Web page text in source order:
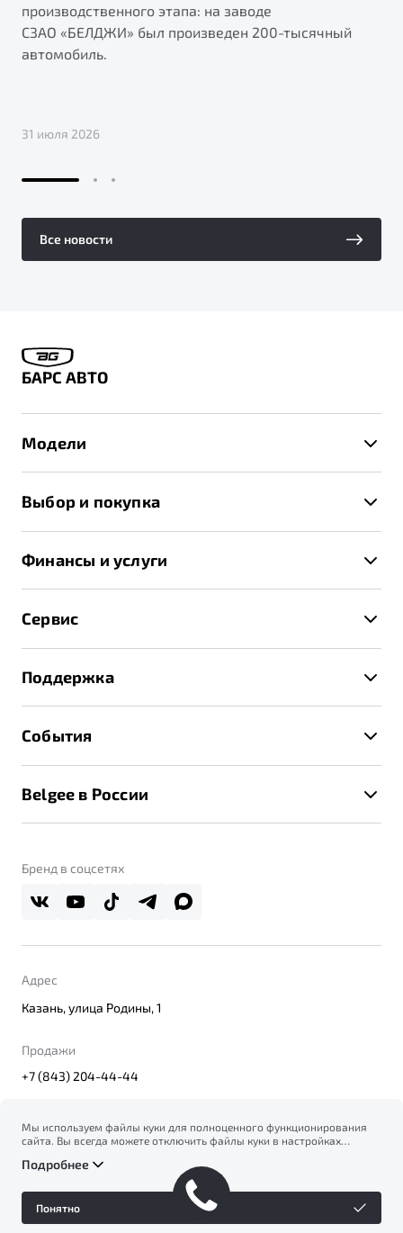
производственного этапа: на заводе
СЗАО «БЕЛДЖИ» был произведен 200-тысячный
автомобиль.
31 июля 2026
Все новости
БАРС АВТО
Модели
X70
Выбор и покупка
Спецпредложения и Акции
Записаться на тест-драйв
Получить предложение
Финансы и услуги
Трейд-ин
Страхование
Расчет КАСКО
Сервис
Руководство по эксплуатации
Техническое обслуживание
Калькулятор ТО
Поддержка
Помощь на дорогах
Belgee Линк
События
Контакты
Belgee в России
О дилерском центре
Правовая информация
Бренд в соцсетях
Адрес
Казань, улица Родины, 1
Продажи
+7 (843) 204-44-44
© 2026
Политика конфиденциальности персональных данных
Официальный сайт Belgee в России
Мы используем файлы куки для полноценного функционирования
сайта. Вы всегда можете отключить файлы куки в настройках
на сбор и использование файлов куки, и подтверждаете
ознакомление с информацией по сбору, использованию и
возможной блокировке файлов куки в
Политике
конфиденциальности
Подробнее
Понятно